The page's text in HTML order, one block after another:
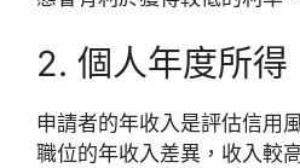
2. 個人年度所得
申請者的年收入是評估信用
職位的年收入差異，收入較